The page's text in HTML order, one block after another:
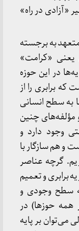
«آزادی در راه»
به برجسته
یعنی «کرامت»
در این حوزه
برابری را از
به سطح انسانی
چنین
وجود دارد و
و هم سازگار با
گرچه عناصر
برابری و تعمیم
سطح وجودی و
همه حوزها) در
می‌توان بر پایه